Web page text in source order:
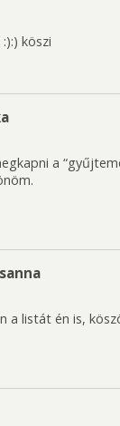
köszi
a
a listát én is,